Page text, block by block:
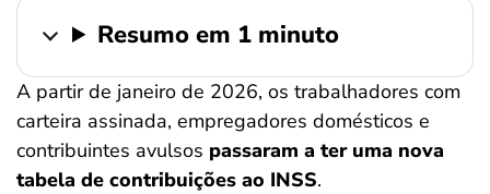
Resumo em 1 minuto
A partir de janeiro de 2026, os trabalhadores com
carteira assinada, empregadores domésticos e
contribuintes avulsos passaram a ter uma nova
tabela de contribuições ao INSS.